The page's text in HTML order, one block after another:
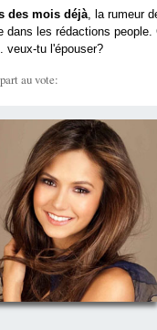
des mois déjà , la rumeur
dans les rédactions
veux-tu l'épouser?
au vote: